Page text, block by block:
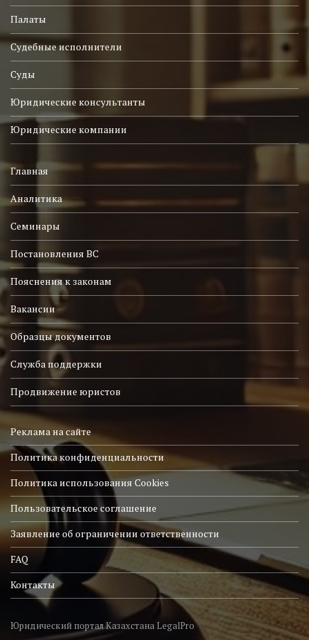
Палаты
Судебные исполнители
Суды
Юридические консультанты
Юридические компании
Главная
Аналитика
Семинары
Постановления ВС
Пояснения к законам
Вакансии
Образцы документов
Служба поддержки
Продвижение юристов
Реклама на сайте
Политика конфиденциальности
Политика использования Cookies
Пользовательское соглашение
Заявление об ограничении ответственности
FAQ
Контакты
Юридический портал Казахстана LegalPro